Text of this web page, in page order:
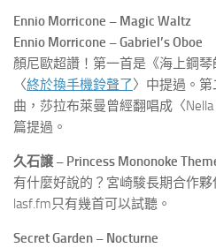
Ennio Morricone – Magic Waltz
Ennio Morricone – Gabriel’s Oboe
顏尼歐超讚！第一首是《海上鋼
〈終於換手機鈴聲了〉中提過。
曲，莎拉布萊曼曾經翻唱成〈
篇提過。
久石譲 – Princess Mononoke
有什麼好說的？宮崎駿長期合作
lasf.fm只有幾首可以試聽。
Secret Garden – Nocturne